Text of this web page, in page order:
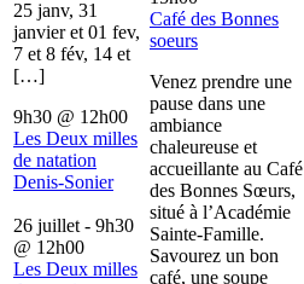
25 janv, 31
janvier et 01 fev,
7 et 8 fév, 14 et
[…]
9h30 @ 12h00
Les Deux milles
de natation
Denis-Sonier
26 juillet - 9h30
@ 12h00
Les Deux milles
Café des Bonnes
soeurs
Venez prendre une
pause dans une
ambiance
chaleureuse et
accueillante au Café
des Bonnes Sœurs,
situé à l’Académie
Sainte-Famille.
Savourez un bon
café, une soupe